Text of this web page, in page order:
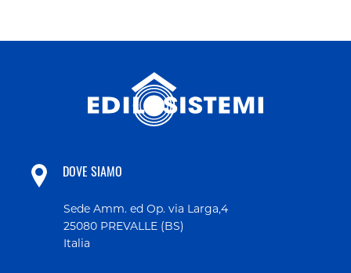
DOVE SIAMO
Sede Amm. ed Op. via Larga,4
25080 PREVALLE (BS)
Italia